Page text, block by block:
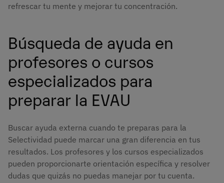
refrescar tu mente y mejorar tu concentración.
Búsqueda de ayuda en
profesores o cursos
especializados para
preparar la EVAU
Buscar ayuda externa cuando te preparas para la
Selectividad puede marcar una gran diferencia en tus
resultados. Los profesores y los cursos especializados
pueden proporcionarte orientación específica y resolver
dudas que quizás no puedas manejar por tu cuenta.